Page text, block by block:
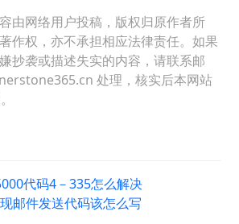
由网络用户投稿，版权归原作者所
作权，亦不承担相应法律责任。如果
抄袭或描述失实的内容，请联系邮
处理，核实后本网站
代码4－335怎么解决
邮件发送代码该怎么写